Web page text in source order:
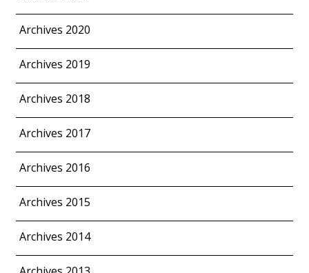
Archives 2020
Archives 2019
Archives 2018
Archives 2017
Archives 2016
Archives 2015
Archives 2014